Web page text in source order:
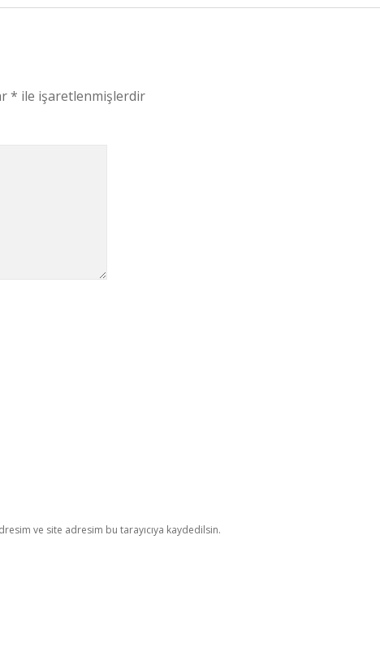
* ile işaretlenmişlerdir
ve site adresim bu tarayıcıya kaydedilsin.